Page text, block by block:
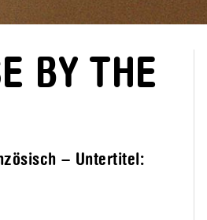
BY THE
– Untertitel: